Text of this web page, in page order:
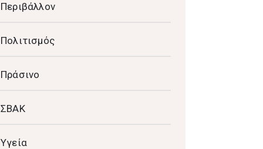
Περιβάλλον
Πολιτισμός
Πράσινο
ΣΒΑΚ
Υγεία